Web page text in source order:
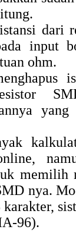
dari
input
ohm.
memilih
nya.
karakter,
96).